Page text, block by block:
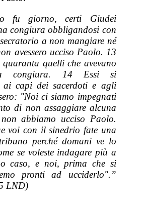
fu giorno, certi Giudei
congiura obbligandosi con
a non mangiare né
avessero ucciso Paolo. 13
quelli che avevano
congiura. 14 Essi si
ai capi dei sacerdoti e agli
"Noi ci siamo impegnati
di non assaggiare alcuna
abbiamo ucciso Paolo.
voi con il sinedrio fate una
perché domani ve lo
se voleste indagare più a
caso, e noi, prima che si
pronti ad ucciderlo".”
LND)